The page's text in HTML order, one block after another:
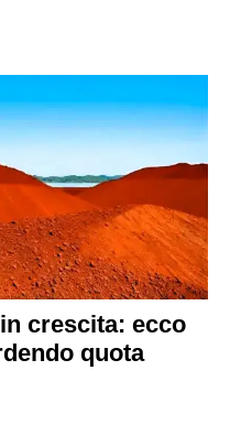
crescita: ecco
quota